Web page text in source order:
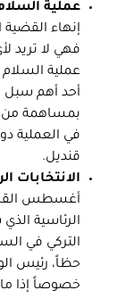
عملية
إنهاء القضية
فهي لا تريد
عملية
أحد أهم سبل
بمساهمة من
في العملية
قنديل.
الانتخابات
أغسطس
الرئاسية
التركي في
حظاً، رئيس
خصوصاً إذا ما